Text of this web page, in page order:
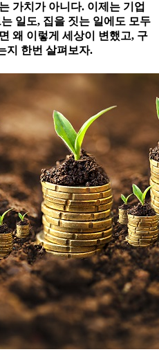
가치가 아니다. 이제는 기업
일도, 집을 짓는 일에도 모두
왜 이렇게 세상이 변했고, 구
지 한번 살펴보자.